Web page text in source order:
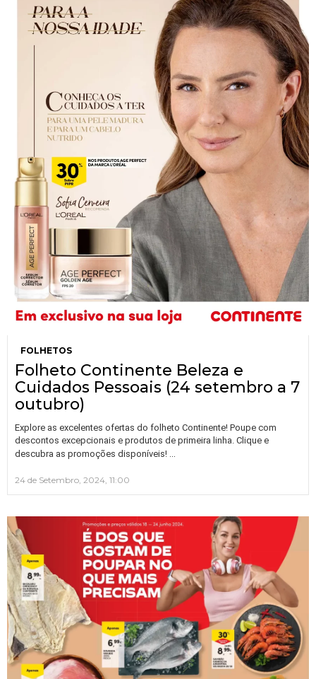
FOLHETOS
Folheto Continente Beleza e
Cuidados Pessoais (24 setembro a 7
outubro)
Explore as excelentes ofertas do folheto Continente! Poupe com
descontos excepcionais e produtos de primeira linha. Clique e
descubra as promoções disponíveis!
24 de Setembro, 2024, 11:00